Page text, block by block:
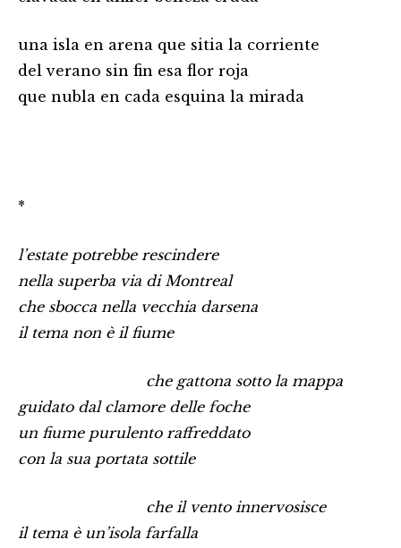
una isla en arena que sitia la corriente
del verano sin fin esa flor roja
que nubla en cada esquina la mirada
*
l’estate potrebbe rescindere
nella superba via di Montreal
che sbocca nella vecchia darsena
il tema non è il fiume
che gattona sotto la mappa
guidato dal clamore delle foche
un fiume purulento raffreddato
con la sua portata sottile
che il vento innervosisce
il tema è un’isola farfalla